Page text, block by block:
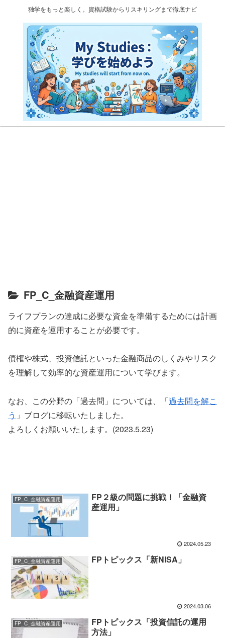
独学をもっと楽しく。資格試験からリスキリングまで徹底ナビ
FP_C_金融資産運用
ライフプランの達成に必要な資金を準備するためには計画
的に資産を運用することが必要です。
債権や株式、投資信託といった金融商品のしくみやリスク
を理解して効率的な資産運用について学びます。
なお、この分野の「過去問」については、「過去問を解こ
う 」ブログに移転いたしました。
よろしくお願いいたします。(2023.5.23)
FP_C_金融資産運用
FP２級の問題に挑戦！「金融資
産運用」
2024.05.23
FP_C_金融資産運用 FPトピックス「新NISA」
2024.03.06
FP_C_金融資産運用
FPトピックス「投資信託の運用
方法」